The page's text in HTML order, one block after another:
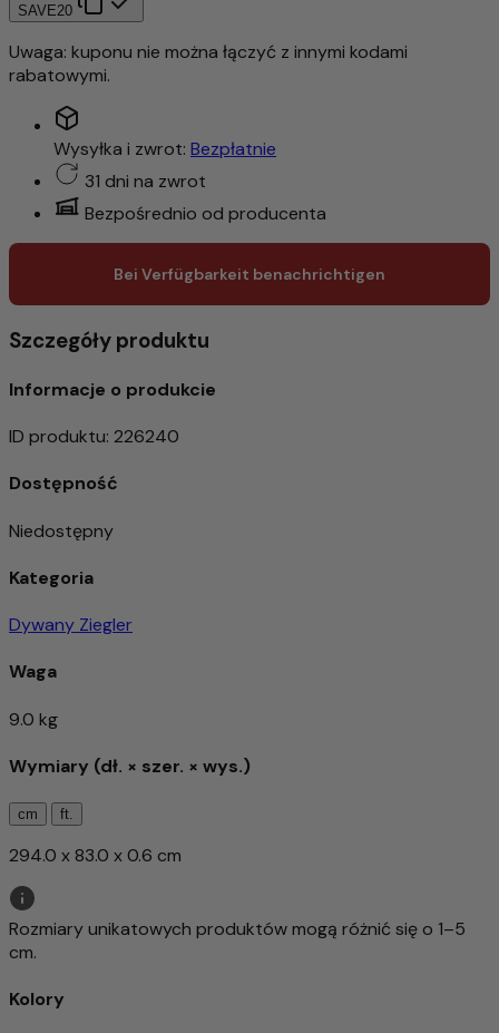
SAVE20
Uwaga: kuponu nie można łączyć z innymi kodami
rabatowymi.
Wysyłka i zwrot: Bezpłatnie
31 dni na zwrot
Bezpośrednio od producenta
Bei Verfügbarkeit benachrichtigen
Szczegóły produktu
Informacje o produkcie
ID produktu: 226240
Dostępność
Niedostępny
Kategoria
Dywany Ziegler
Waga
9.0 kg
Wymiary (dł. × szer. × wys.)
cm ft.
294.0 x 83.0 x 0.6 cm
Rozmiary unikatowych produktów mogą różnić się o 1–5
cm.
Kolory